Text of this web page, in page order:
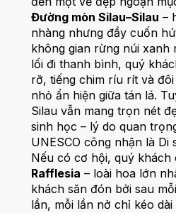
Đường mòn Silau–Silau –
nhàng nhưng đầy cuốn
không gian rừng núi xanh
lối đi thanh bình, quý
rỡ, tiếng chim ríu rít và
nhỏ ẩn hiện giữa tán lá.
Silau vẫn mang trọn nét
sinh học – lý do quan
UNESCO công nhận là Di
Nếu có cơ hội, quý khách
Rafflesia – loài hoa lớn
khách săn đón bởi sau
lần, mỗi lần nở chỉ kéo